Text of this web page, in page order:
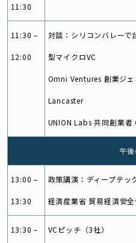
11:30
11:30 –
12:00
対談：シリコンバレーで
型マイクロVC
Omni Ventures 創業ジ
Lancaster
UNION Labs 共同創業者
午
13:00 –
13:30
政策講演：ディープテッ
経済産業省 貿易経済安
13:30 – VCピッチ（3社）